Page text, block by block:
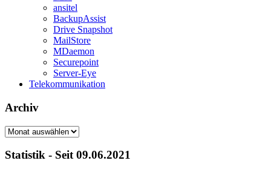
ansitel
BackupAssist
Drive Snapshot
MailStore
MDaemon
Securepoint
Server-Eye
Telekommunikation
Archiv
Archiv
Statistik - Seit 09.06.2021